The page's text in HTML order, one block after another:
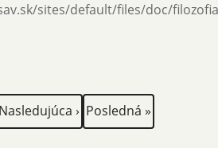
sites/default/files/doc/
Ďalšia
Nasledujúca › Posledná
strana
Posledná »